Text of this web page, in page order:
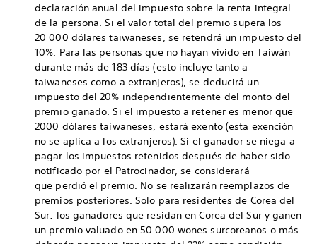
declaración anual del impuesto sobre la renta integral
de la persona. Si el valor total del premio supera los
20 000 dólares taiwaneses, se retendrá un impuesto del
10%. Para las personas que no hayan vivido en Taiwán
durante más de 183 días (esto incluye tanto a
taiwaneses como a extranjeros), se deducirá un
impuesto del 20% independientemente del monto del
premio ganado. Si el impuesto a retener es menor que
2000 dólares taiwaneses, estará exento (esta exención
no se aplica a los extranjeros). Si el ganador se niega a
pagar los impuestos retenidos después de haber sido
notificado por el Patrocinador, se considerará
que perdió el premio. No se realizarán reemplazos de
premios posteriores. Solo para residentes de Corea del
Sur: los ganadores que residan en Corea del Sur y ganen
un premio valuado en 50 000 wones surcoreanos o más